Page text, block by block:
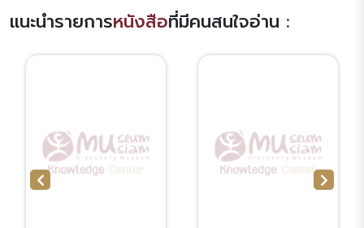
แนะนำรายการหนังสือที่มีคนสนใจอ่าน :